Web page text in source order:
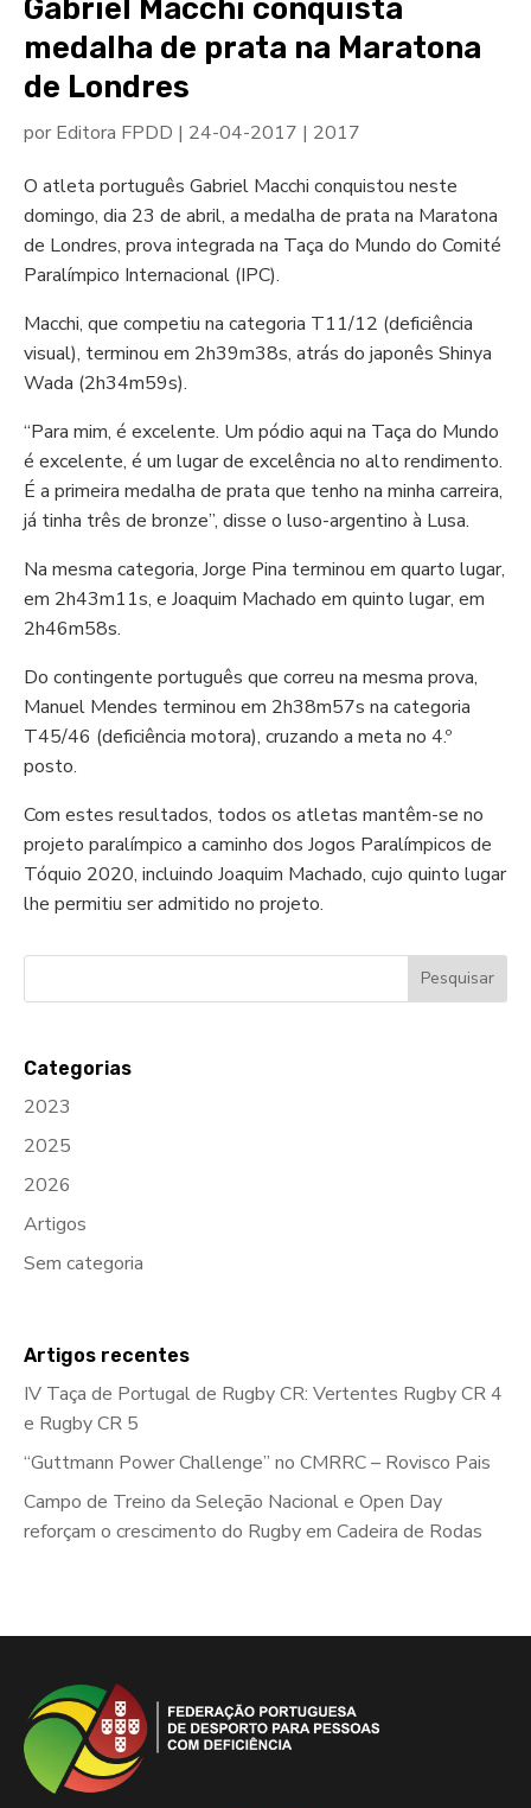
Gabriel Macchi conquista
medalha de prata na Maratona
de Londres
por Editora FPDD | 24-04-2017 | 2017
O atleta português Gabriel Macchi conquistou neste
domingo, dia 23 de abril, a medalha de prata na Maratona
de Londres, prova integrada na Taça do Mundo do Comité
Paralímpico Internacional (IPC).
Macchi, que competiu na categoria T11/12 (deficiência
visual), terminou em 2h39m38s, atrás do japonês Shinya
Wada (2h34m59s).
“Para mim, é excelente. Um pódio aqui na Taça do Mundo
é excelente, é um lugar de excelência no alto rendimento.
É a primeira medalha de prata que tenho na minha carreira,
já tinha três de bronze”, disse o luso-argentino à Lusa.
Na mesma categoria, Jorge Pina terminou em quarto lugar,
em 2h43m11s, e Joaquim Machado em quinto lugar, em
2h46m58s.
Do contingente português que correu na mesma prova,
Manuel Mendes terminou em 2h38m57s na categoria
T45/46 (deficiência motora), cruzando a meta no 4.º
posto.
Com estes resultados, todos os atletas mantêm-se no
projeto paralímpico a caminho dos Jogos Paralímpicos de
Tóquio 2020, incluindo Joaquim Machado, cujo quinto lugar
lhe permitiu ser admitido no projeto.
Categorias
2023
2025
2026
Artigos
Sem categoria
Artigos recentes
IV Taça de Portugal de Rugby CR: Vertentes Rugby CR 4
e Rugby CR 5
“Guttmann Power Challenge” no CMRRC – Rovisco Pais
Campo de Treino da Seleção Nacional e Open Day
reforçam o crescimento do Rugby em Cadeira de Rodas